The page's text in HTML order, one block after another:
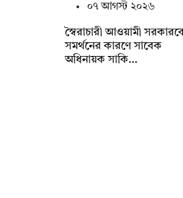
০৭ আগস্ট ২০২৬
স্বৈরাচারী আওয়ামী
সমর্থনের কারণে সাবেক
অধিনায়ক সাকি…